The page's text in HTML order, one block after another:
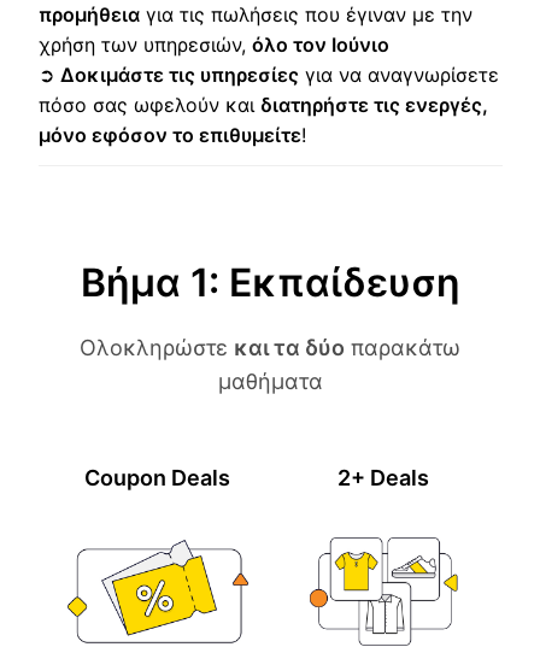
προμήθεια για τις πωλήσεις που έγιναν με την
χρήση των υπηρεσιών, όλο τον Ιούνιο
➲ Δοκιμάστε τις υπηρεσίες για να αναγνωρίσετε
πόσο σας ωφελούν και διατηρήστε τις ενεργές,
μόνο εφόσον το επιθυμείτε!
Βήμα 1: Εκπαίδευση
Ολοκληρώστε και τα δύο παρακάτω
μαθήματα
Coupon Deals 2+ Deals